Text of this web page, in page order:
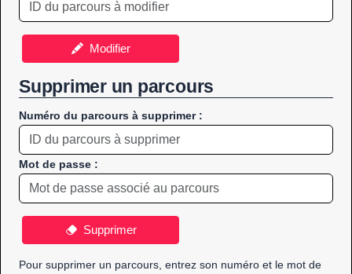
Modifier
Supprimer un parcours
Numéro du parcours à supprimer :
Mot de passe :
Supprimer
Pour supprimer un parcours, entrez son numéro et le mot de